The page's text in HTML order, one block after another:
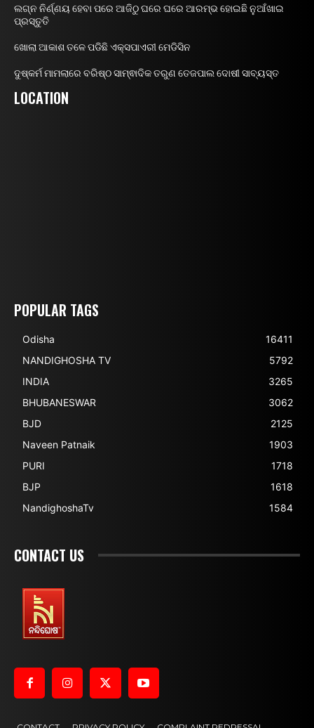
ଲଗ୍ନ ନିର୍ଣ୍ଣୟ ହେବା ପରେ ଆଜିଠୁ ଘରେ ଘରେ ଆରମ୍ଭ ହୋଇଛି ନୁଆଁଖାଇ
ପ୍ରସ୍ତୁତି
ଖୋଲା ଆକାଶ ତଳେ ପଡିଛି ଏକ୍ସପାଏରୀ ମେଡିସିନ
ଦୁଷ୍କର୍ମ ମାମଲାରେ ବରିଷ୍ଠ ସାମ୍ଵାଦିକ ତରୁଣ ତେଜପାଲ ଦୋଷୀ ସାବ୍ୟସ୍ତ
LOCATION
POPULAR TAGS
Odisha
16411
NANDIGHOSHA TV
5792
INDIA
3265
BHUBANESWAR
3062
BJD
2125
Naveen Patnaik
1903
PURI
1718
BJP
1618
NandighoshaTv
1584
CONTACT US